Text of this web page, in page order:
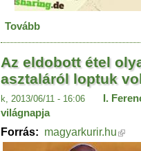
Tovább
Az eldobott étel
asztaláról loptuk
k, 2013/06/11 - 16:06
I.
világnapja
Forrás: magyarkurir.hu